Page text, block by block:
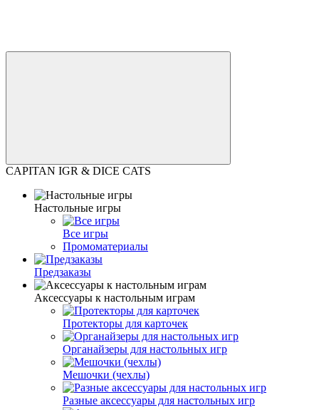
CAPITAN IGR & DICE CATS
Настольные игры
Все игры
Промоматериалы
Предзаказы
Аксессуары к настольным играм
Протекторы для карточек
Органайзеры для настольных игр
Мешочки (чехлы)
Разные аксессуары для настольных игр